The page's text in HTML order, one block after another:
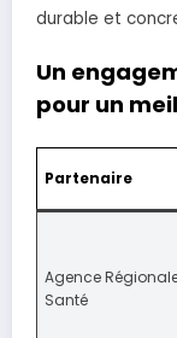
durable et
Un
pour un
Partenaire
Agence
Santé